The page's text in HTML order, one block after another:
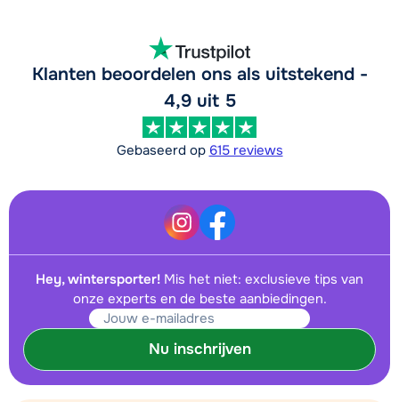
Klanten beoordelen ons als uitstekend -
4,9 uit 5
Gebaseerd op 615 reviews
Hey, wintersporter! Mis het niet: exclusieve tips van
onze experts en de beste aanbiedingen.
Nu inschrijven